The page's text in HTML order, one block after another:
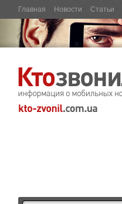
Главная Новости Статьи